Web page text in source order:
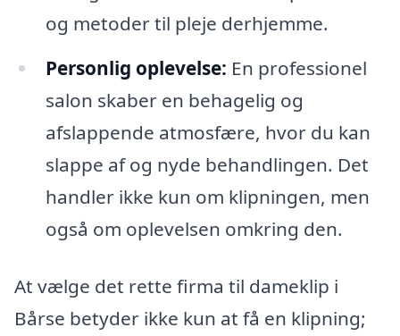
og metoder til pleje derhjemme.
Personlig oplevelse: En professionel
salon skaber en behagelig og
afslappende atmosfære, hvor du kan
slappe af og nyde behandlingen. Det
handler ikke kun om klipningen, men
også om oplevelsen omkring den.
At vælge det rette firma til dameklip i
Bårse betyder ikke kun at få en klipning;